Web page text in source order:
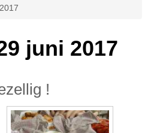
juni 2017
!